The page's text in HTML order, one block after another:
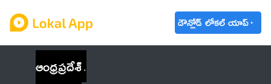
డౌన్లోడ్ లోకల్ యాప్
ఆంధ్రప్రదేశ్